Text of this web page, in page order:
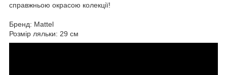
справжньою окрасою колекції!
Бренд: Mattel
Розмір ляльки: 29 см